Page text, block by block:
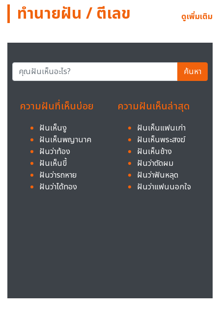
ทำนายฝัน / ตีเลข ดูเพิ่มเติม
ค้นหา
ความฝันที่เห็นบ่อย
ฝันเห็นงู
ฝันเห็นพญานาค
ฝันว่าท้อง
ฝันเห็นขี้
ฝันว่ารถหาย
ฝันว่าได้ทอง
ความฝันเห็นล่าสุด
ฝันเห็นแฟนเก่า
ฝันเห็นพระสงฆ์
ฝันเห็นช้าง
ฝันว่าตัดผม
ฝันว่าฟันหลุด
ฝันว่าแฟนนอกใจ